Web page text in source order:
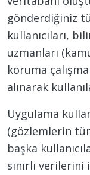
gönderdiğiniz
kullanıcıları,
uzmanları
koruma
alınarak
Uygulama
(gözlemlerin
başka
sınırlı